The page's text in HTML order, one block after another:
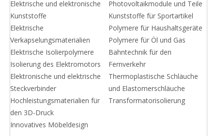
Elektrische und elektronische
Kunststoffe
Elektrische
Verkapselungsmaterialien
Elektrische Isolierpolymere
Isolierung des Elektromotors
Elektronische und elektrische
Steckverbinder
Hochleistungsmaterialien für
den 3D-Druck
Innovatives Möbeldesign
Photovoltaikmodule und Teile
Kunststoffe für Sportartikel
Polymere für Haushaltsgeräte
Polymere für Öl und Gas
Bahntechnik für den
Fernverkehr
Thermoplastische Schläuche
und Elastomerschläuche
Transformatorisolierung